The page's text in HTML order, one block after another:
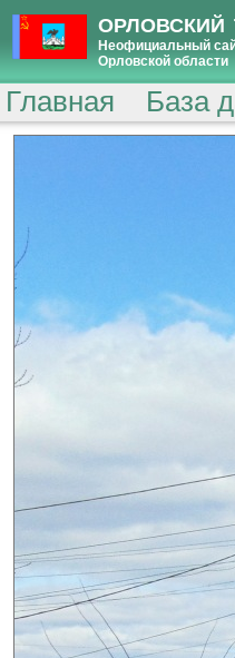
ОРЛОВСКИЙ
Неофициальный
Орловской области
Главная База